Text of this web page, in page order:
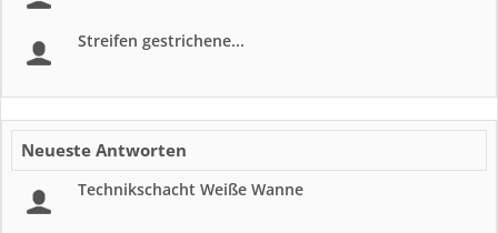
Streifen gestrichene...
Neueste Antworten
Technikschacht Weiße Wanne